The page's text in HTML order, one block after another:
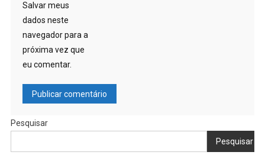
Salvar meus
dados neste
navegador para a
próxima vez que
eu comentar.
Pesquisar
Pesquisar